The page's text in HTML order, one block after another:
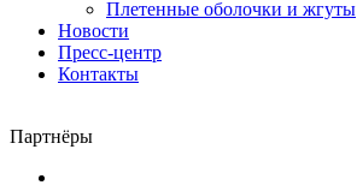
Плетенные оболочки и жгуты
Новости
Пресс-центр
Контакты
Партнёры